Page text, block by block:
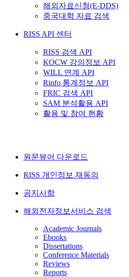
해외자료신청(E-DDS)
중국대학 자료 검색
RISS API 센터
RISS 검색 API
KOCW 강의정보 API
WILL 연계 API
Rinfo 통계정보 API
FRIC 검색 API
SAM 분석활용 API
활용 및 참여 현황
원문뷰어 다운로드
RISS 개인정보 재동의
공지사항
해외전자정보서비스 검색
Academic Journals
Ebooks
Dissertations
Conference Materials
Reviews
Reports